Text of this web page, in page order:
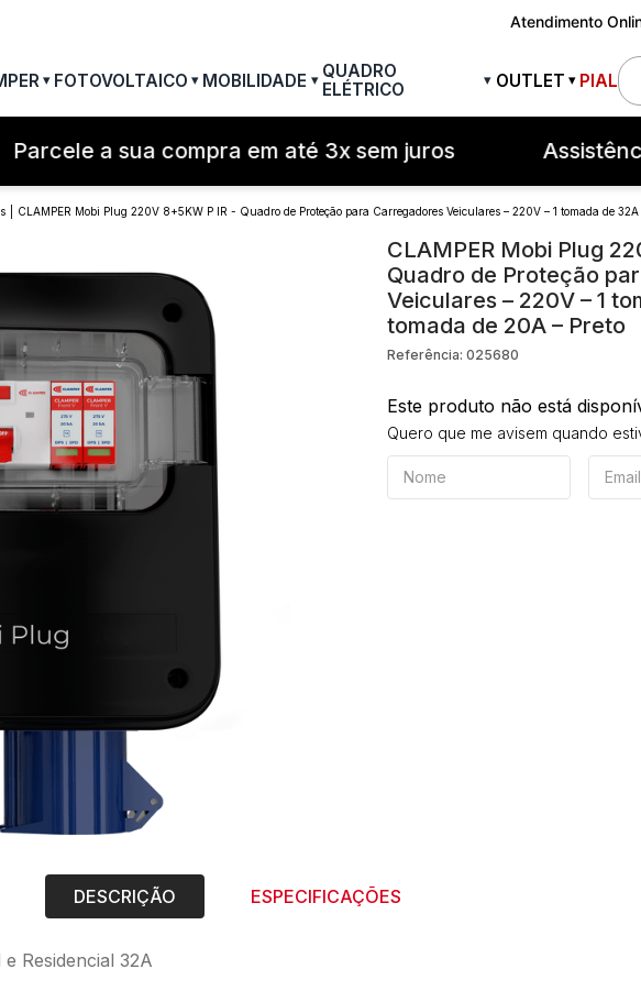
Atendimento
▾ FOTOVOLTAICO ▾ MOBILIDADE ▾ QUADRO
ELÉTRICO
▾ OUTLET ▾ PIAL
O
Parcele a sua compra em até 3x sem juros
CLAMPER Mobi Plug 220V 8+5KW P IR - Quadro de Proteção para Carregadores Veiculares – 220V – 1 tomada de 32A
CLAMPER Mobi Plug
Quadro de Proteção
Veiculares – 220V – 1
tomada de 20A – Preto
Referência:025680
Este produto não está
Quero que me avisem quando
DESCRIÇÃO ESPECIFICAÇÕES
Residencial 32A
1º
filtro linha
pocket x
dps - dispositivos proteção contra surtos
clamper mobi